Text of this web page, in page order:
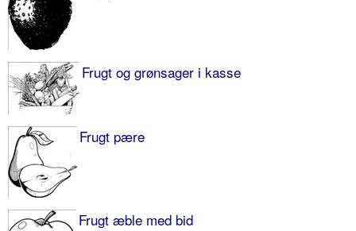
Frugt og grønsager i kasse
Frugt pære
Frugt æble med bid